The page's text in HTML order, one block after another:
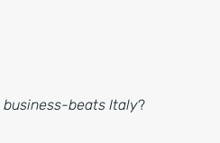
business-beats Italy?